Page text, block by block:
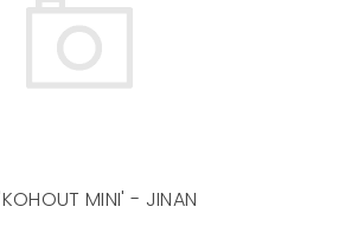
MINI' - JINAN